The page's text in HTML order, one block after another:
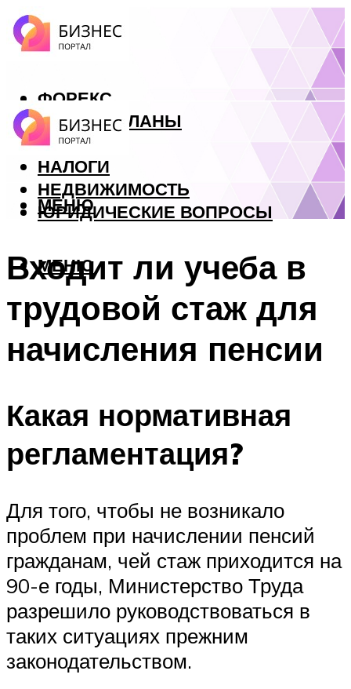
ФОРЕКС
БИЗНЕС ПЛАНЫ
КРЕДИТЫ
НАЛОГИ
НЕДВИЖИМОСТЬ
ЮРИДИЧЕСКИЕ ВОПРОСЫ
МЕНЮ
МЕНЮ
Входит ли учеба в
трудовой стаж для
начисления пенсии
Какая нормативная
регламентация?
Для того, чтобы не возникало
проблем при начислении пенсий
гражданам, чей стаж приходится на
90-е годы, Министерство Труда
разрешило руководствоваться в
таких ситуациях прежним
законодательством.